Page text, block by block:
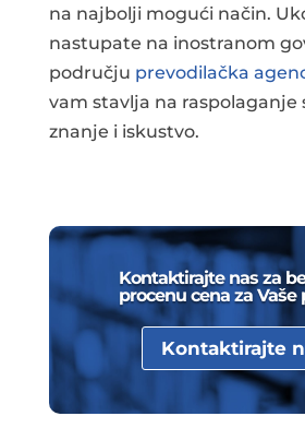
na najbolji mogući način.
nastupate na inostranom
području prevodilačka
vam stavlja na raspolaganje
znanje i iskustvo.
Kontaktirajte nas za
procenu cena za Vaše
Kontaktirajte